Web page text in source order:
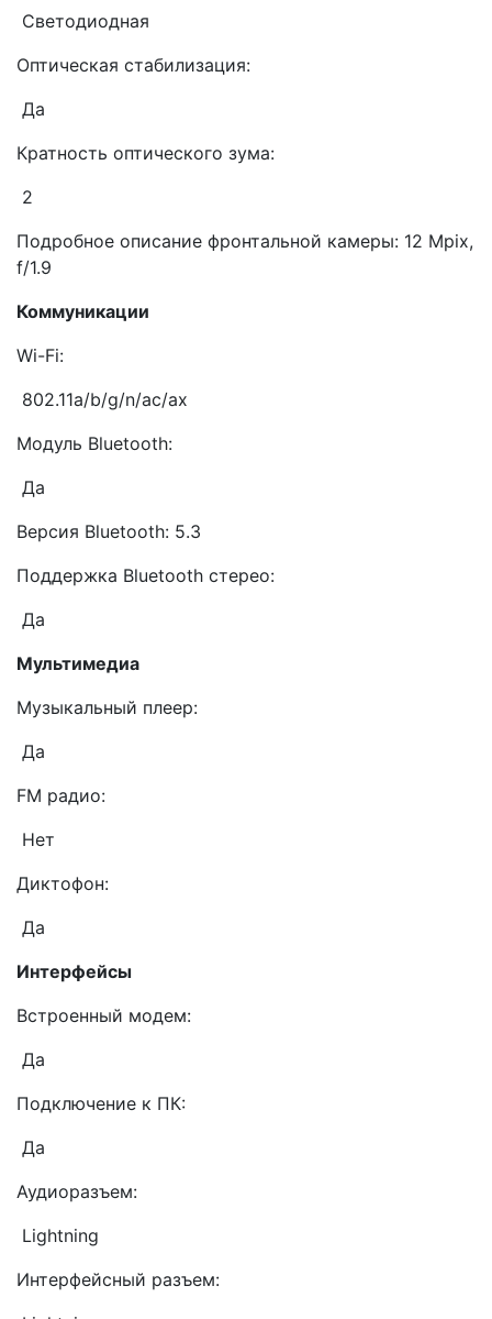
Светодиодная
Оптическая стабилизация:
Да
Кратность оптического зума:
2
Подробное описание фронтальной камеры: 12 Mpix,
f/1.9
Коммуникации
Wi-Fi:
802.11a/b/g/n/ac/ax
Модуль Bluetooth:
Да
Версия Bluetooth: 5.3
Поддержка Bluetooth стерео:
Да
Мультимедиа
Музыкальный плеер:
Да
FM радио:
Нет
Диктофон:
Да
Интерфейсы
Встроенный модем:
Да
Подключение к ПК:
Да
Аудиоразъем:
Lightning
Интерфейсный разъем: